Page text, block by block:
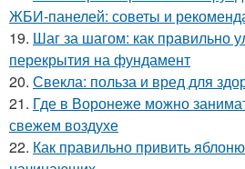
ЖБИ-панелей: советы и
19. Шаг за шагом: как правильно
перекрытия на фундамент
20. Свекла: польза и вред для
21. Где в Воронеже можно
свежем воздухе
22. Как правильно привить